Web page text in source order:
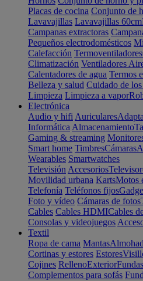
Placas de cocina Conjunto de
Lavavajillas Lavavajillas 60cm
Campanas extractoras
Pequeños electrodomésticos
Calefacción Termoventiladores
Climatización Ventiladores
Calentadores de agua Termos
Belleza y salud Cuidado de
Limpieza Limpieza a vapor
Electrónica
Audio y hifi Auriculares
Informática Almacenamiento
Gaming & streaming
Smart home TimbresCámaras
Wearables Smartwatches
Televisión Accesorios
Movilidad urbana KartsMotos
Telefonía Teléfonos fijos
Foto y vídeo Cámaras de fotos
Cables Cables HDMICables
Consolas y videojuegos
Textil
Ropa de cama Mantas
Cortinas y estores Estores
Cojines RellenoExteriorFundas
Complementos para sofás